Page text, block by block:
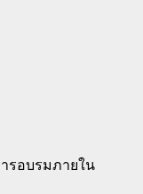
รอบรมภายใน